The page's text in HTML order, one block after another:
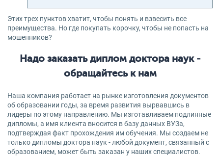
Этих трех пунктов хватит, чтобы понять и взвесить все
преимущества. Но где покупать корочку, чтобы не попасть на
мошенников?
Надо заказать диплом доктора наук -
обращайтесь к нам
Наша компания работает на рынке изготовления документов
об образовании годы, за время развития вырвавшись в
лидеры по этому направлению. Мы изготавливаем подлинные
дипломы, а имя клиента вносится в базу данных ВУЗа,
подтверждая факт прохождения им обучения. Мы создаем не
только дипломы доктора наук - любой документ, связанный с
образованием, может быть заказан у наших специалистов.